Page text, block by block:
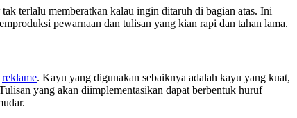
terlalu memberatkan kalau ingin ditaruh di bagian atas. Ini
pewarnaan dan tulisan yang kian rapi dan tahan lama.
reklame. Kayu yang digunakan sebaiknya adalah kayu yang kuat,
yang akan diimplementasikan dapat berbentuk huruf